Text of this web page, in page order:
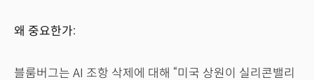
왜 중요한가:
블룸버그는 AI 조항 삭제에 대해 “미국 상원이 실리콘밸리